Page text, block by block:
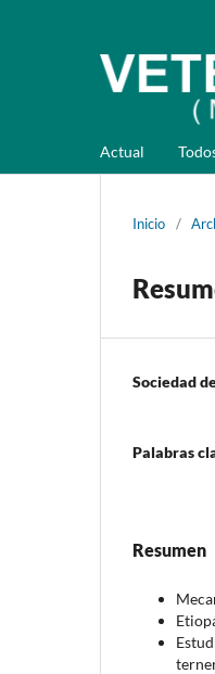
Actual
Inicio /
Sociedad
Palabras
Resumen